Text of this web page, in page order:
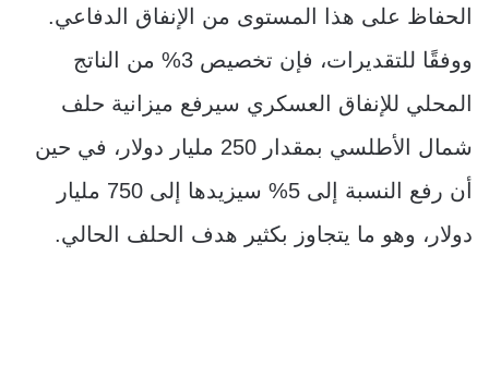
الحفاظ على هذا المستوى من الإنفاق الدفاعي.
ووفقًا للتقديرات، فإن تخصيص 3% من الناتج
المحلي للإنفاق العسكري سيرفع ميزانية حلف
شمال الأطلسي بمقدار 250 مليار دولار، في حين
أن رفع النسبة إلى 5% سيزيدها إلى 750 مليار
دولار، وهو ما يتجاوز بكثير هدف الحلف الحالي.